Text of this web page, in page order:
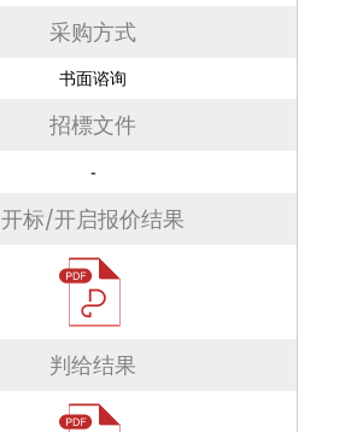
采购方式
书面谘询
招標文件
-
开标/开启报价结果
判给结果